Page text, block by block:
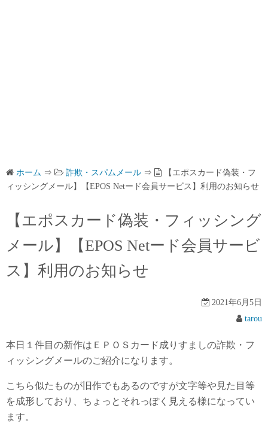
ホーム ⇒ 詐欺・スパムメール ⇒
【エポスカード偽装・フ
ィッシングメール】【EPOS Netード会員サービス】利用のお知らせ
【エポスカード偽装・フィッシング
メール】【EPOS Netード会員サービ
ス】利用のお知らせ
2021年6月5日
tarou
本日１件目の新作はＥＰＯＳカード成りすましの詐欺・フ
ィッシングメールのご紹介になります。
こちら似たものが旧作でもあるのですが文字等や見た目等
を成形しており、ちょっとそれっぽく見える様になってい
ます。